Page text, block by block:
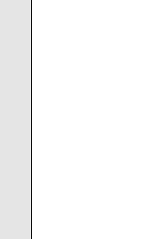
ご登録済みの特典利
乗されないお客様は
お名前とANAマイレ
超過手荷物料金のお
超過手荷物料金をマ
理の取り消しやマイ
ANAマイレージクラ
マイルでお支払いい